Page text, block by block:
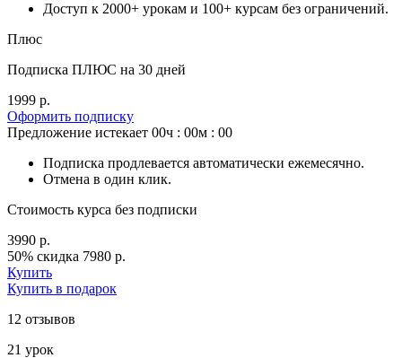
Доступ к 2000+ урокам и 100+ курсам без ограничений.
Плюс
Подписка ПЛЮС на 30 дней
1999 р.
Оформить подписку
Предложение истекает 00ч : 00м : 00
Подписка продлевается автоматически ежемесячно.
Отмена в один клик.
Стоимость курса без подписки
3990 р.
50% скидка 7980 р.
Купить
Купить в подарок
12 отзывов
21 урок